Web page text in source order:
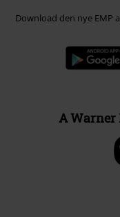
Download den nye EMP
A Warner